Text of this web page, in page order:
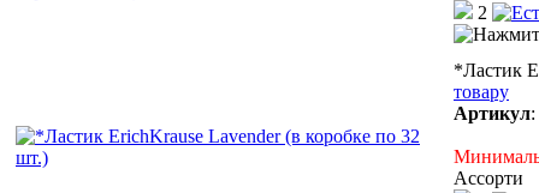
2
*Ластик
товару
Артикул:
Ассорти